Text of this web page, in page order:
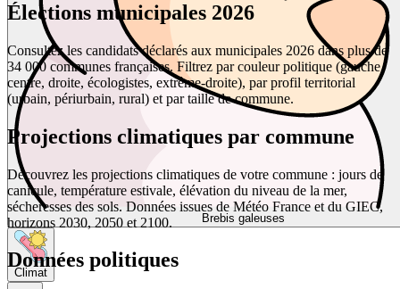
Brebis galeuses
Climat
Élections municipales 2026
Consultez les candidats déclarés aux municipales 2026 dans plus de
34 000 communes françaises. Filtrez par couleur politique (gauche,
centre, droite, écologistes, extrême-droite), par profil territorial
(urbain, périurbain, rural) et par taille de commune.
Projections climatiques par commune
Découvrez les projections climatiques de votre commune : jours de
canicule, température estivale, élévation du niveau de la mer,
sécheresses des sols. Données issues de Météo France et du GIEC,
horizons 2030, 2050 et 2100.
Données politiques